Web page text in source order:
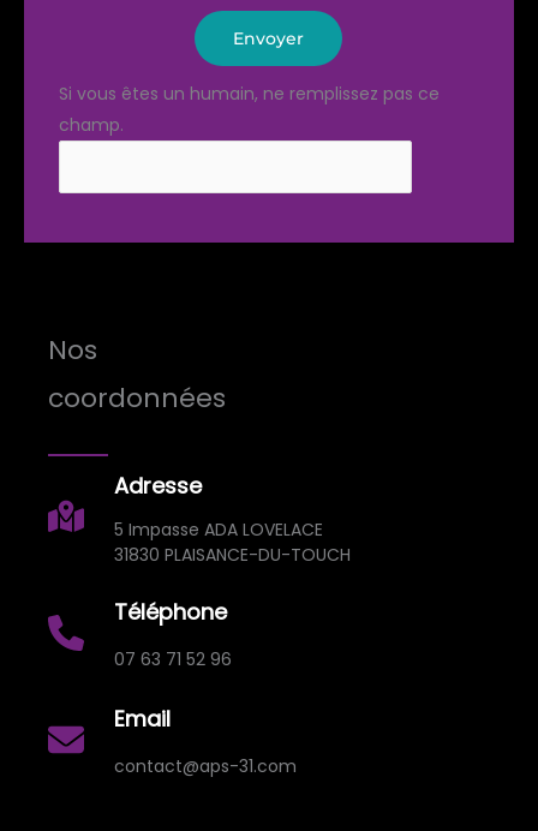
Envoyer
Si vous êtes un humain, ne remplissez pas ce
champ.
Nos
coordonnées
Adresse
5 Impasse ADA LOVELACE
31830 PLAISANCE-DU-TOUCH
Téléphone
07 63 71 52 96
Email
contact@aps-31.com